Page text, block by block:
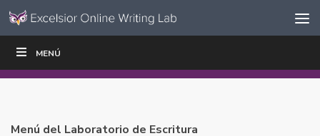
Ir al contenido
navegación
MENÚ
ESCRIBIR
Menú del Laboratorio de Escritura